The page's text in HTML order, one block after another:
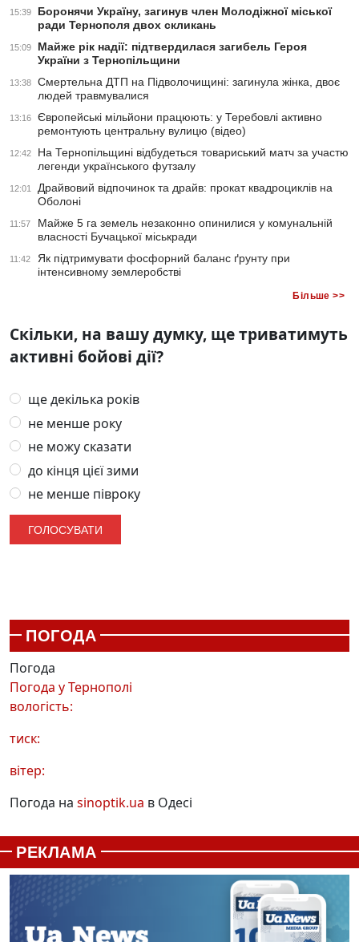
15:39
Боронячи Україну, загинув член Молодіжної міської
ради Тернополя двох скликань
15:09
Майже рік надії: підтвердилася загибель Героя
України з Тернопільщини
13:38
Смертельна ДТП на Підволочищині: загинула жінка, двоє
людей травмувалися
13:16
Європейські мільйони працюють: у Теребовлі активно
ремонтують центральну вулицю (відео)
12:42
На Тернопільщині відбудеться товариський матч за участю
легенди українського футзалу
12:01
Драйвовий відпочинок та драйв: прокат квадроциклів на
Оболоні
11:57
Майже 5 га земель незаконно опинилися у комунальній
власності Бучацької міськради
11:42
Як підтримувати фосфорний баланс ґрунту при
інтенсивному землеробстві
Більше >>
Скільки, на вашу думку, ще триватимуть
активні бойові дії?
ще декілька років
не менше року
не можу сказати
до кінця цієї зими
не менше півроку
ПОГОДА
Погода
Погода уТернополі
вологість:
тиск:
вітер:
Погода на sinoptik.ua в Одесі
РЕКЛАМА